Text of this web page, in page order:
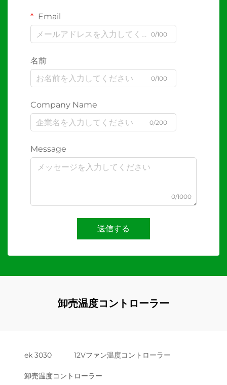
Email
0/100
名前
0/100
Company Name
0/200
Message
0/1000
送信する
卸売温度コントローラー
ek 3030 12Vファン温度コントローラー
卸売温度コントローラー